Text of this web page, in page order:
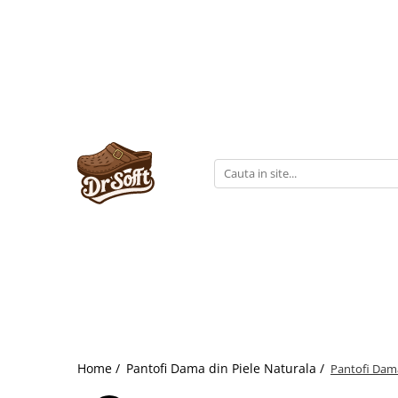
Home / Pantofi Dama din Piele Naturala / Pantofi